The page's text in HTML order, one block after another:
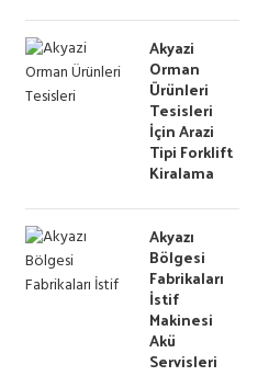
Akyazi
Orman
Ürünleri
Tesisleri
İçin Arazi
Tipi Forklift
Kiralama
Akyazı
Bölgesi
Fabrikaları
İstif
Makinesi
Akü
Servisleri